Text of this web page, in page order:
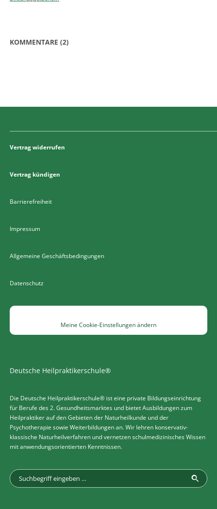
KOMMENTARE (2)
Vertrag widerrufen
Vertrag kündigen
Barrierefreiheit
Impressum
Allgemeine Geschäftsbedingungen
Datenschutz
Meine Cookie-Einstellungen ändern
Deutsche Heilpraktikerschule®
Die Deutsche Heilpraktikerschule® ist eine private Bildungseinrichtung
für Berufe des 2. Gesundheitsmarktes und bietet Ausbildungen zum
Heilpraktiker auf den Gebieten der Naturheilkunde und der
Psychotherapie sowie Weiterbildungen an. Wir lehren konservativ-
klassische Naturheilverfahren und vernetzen schulmedizinisches Wissen
mit anwendungsorientierten Kenntnissen.